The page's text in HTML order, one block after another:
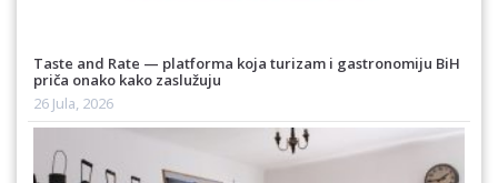
Taste and Rate — platforma koja turizam i gastronomiju BiH
priča onako kako zaslužuju
26 Jula, 2026